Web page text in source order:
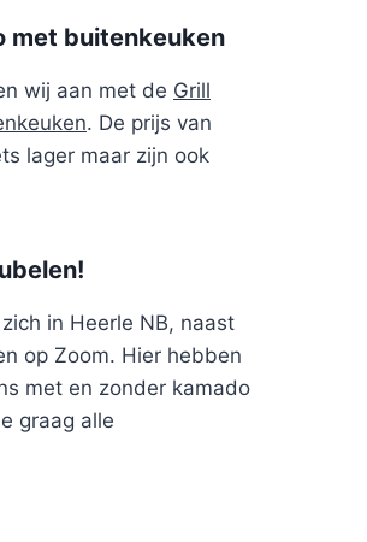
met buitenkeuken
wij aan met de Grill
. De prijs van
lager maar zijn ook
in Heerle NB, naast
op Zoom. Hier hebben
met en zonder kamado
graag alle